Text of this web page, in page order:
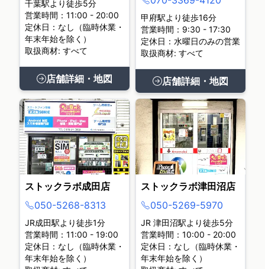
千葉駅より徒歩5分
営業時間：11:00 - 20:00
定休日：なし（臨時休業・
年末年始を除く）
取扱商材: すべて
店舗詳細・地図
甲府駅より徒歩16分
営業時間：9:30 - 17:30
定休日：水曜日のみの営業
取扱商材: すべて
店舗詳細・地図
ストックラボ成田店
050-5268-8313
JR成田駅より徒歩1分
営業時間：11:00 - 19:00
定休日：なし（臨時休業・
年末年始を除く）
ストックラボ津田沼店
050-5269-5970
JR 津田沼駅より徒歩5分
営業時間：10:00 - 20:00
定休日：なし（臨時休業・
年末年始を除く）